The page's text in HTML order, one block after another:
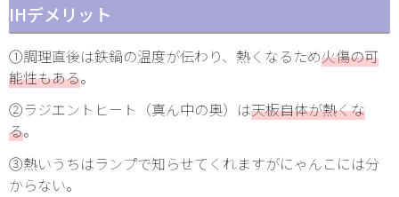
IHデメリット
①調理直後は鉄鍋の温度が伝わり、熱くなるため火傷の可
能性もある。
②ラジエントヒート（真ん中の奥）は天板自体が熱くな
る。
③熱いうちはランプで知らせてくれますがにゃんこには分
からない。